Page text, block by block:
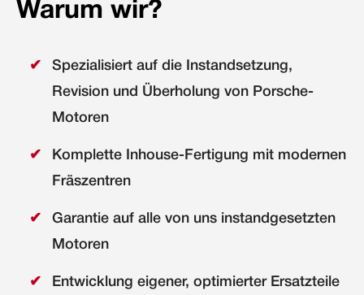
Warum wir?
Spezialisiert auf die Instandsetzung,
Revision und Überholung von Porsche-
Motoren
Komplette Inhouse-Fertigung mit modernen
Fräszentren
Garantie auf alle von uns instandgesetzten
Motoren
Entwicklung eigener, optimierter Ersatzteile